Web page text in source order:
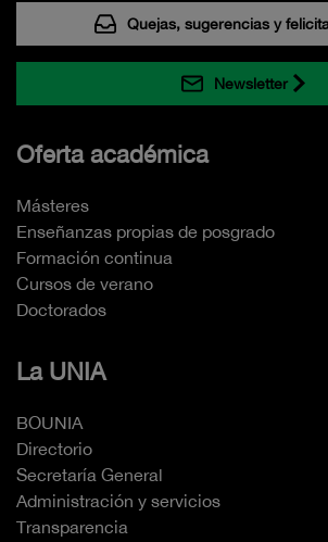
Quejas, sugerencias y
Newsletter
Oferta académica
Másteres
Enseñanzas propias de posgrado
Formación continua
Cursos de verano
Doctorados
La UNIA
BOUNIA
Directorio
Secretaría General
Administración y servicios
Transparencia